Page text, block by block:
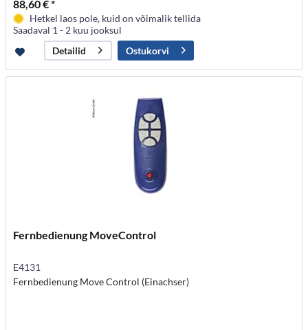
88,60 € *
Hetkel laos pole, kuid on võimalik tellida
Saadaval 1 - 2 kuu jooksul
Detailid
Ostukorvi
Fernbedienung MoveControl
E4131
Fernbedienung Move Control (Einachser)